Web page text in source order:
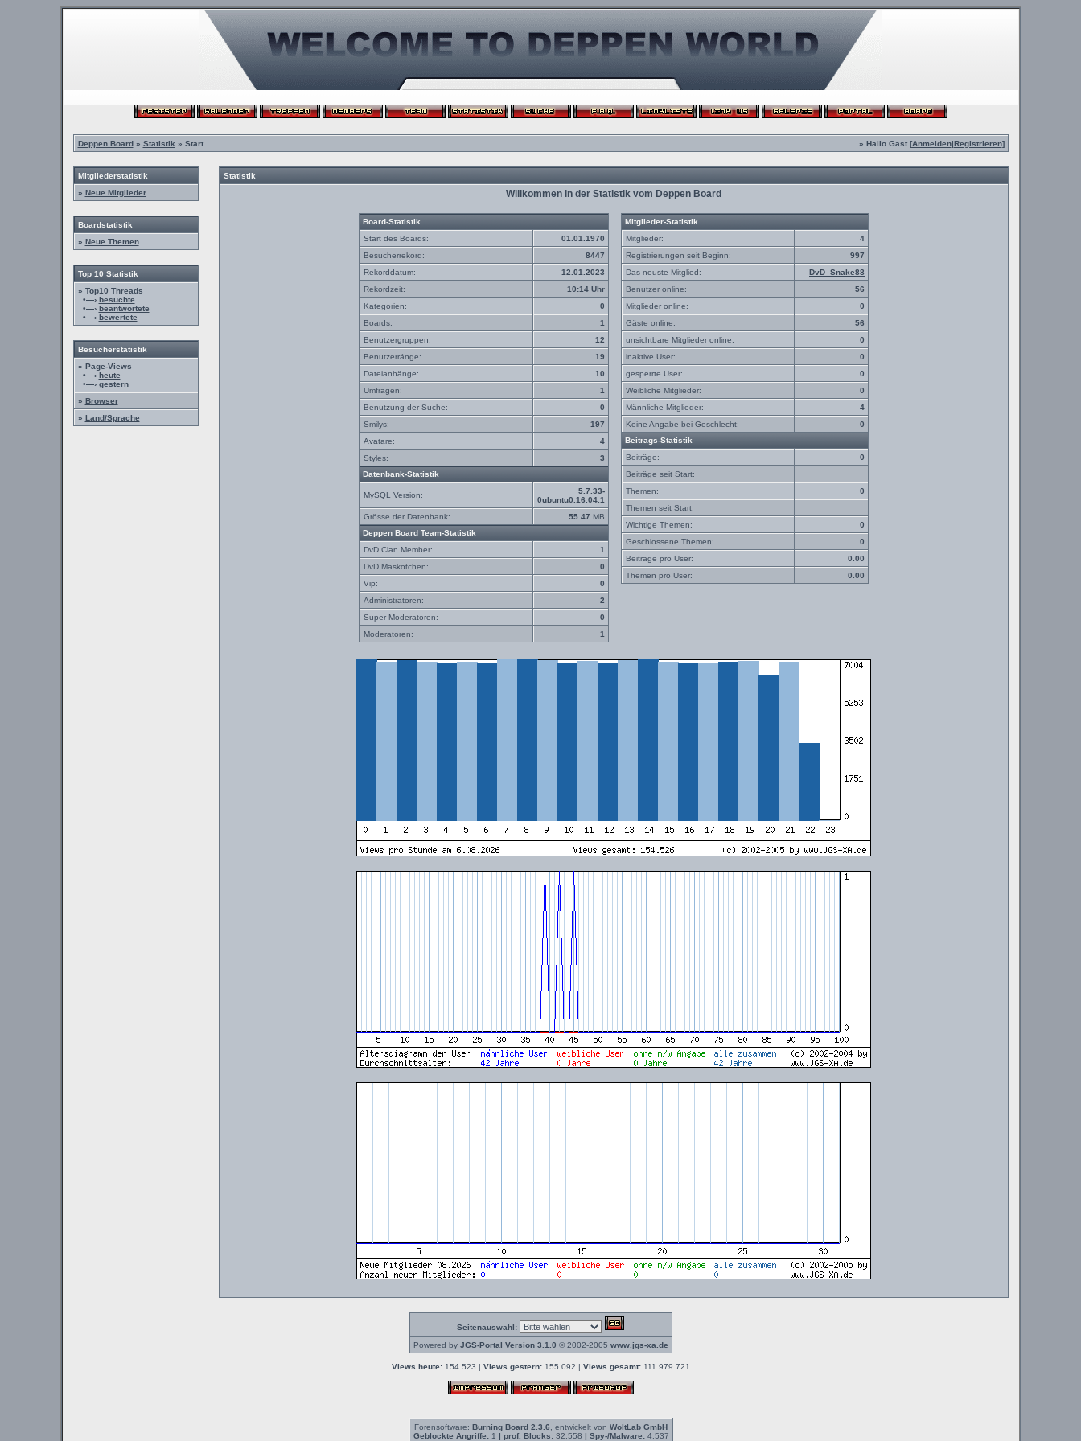
Deppen Board» Statistik » Start » Hallo Gast [Anmelden|Registrieren]
Mitgliederstatistik
» Neue Mitglieder
Boardstatistik
» Neue Themen
Top 10 Statistik
» Top10 Threads
•—› besuchte
•—› beantwortete
•—› bewertete
Besucherstatistik
» Page-Views
•—› heute
•—› gestern
» Browser
» Land/Sprache
Statistik
Willkommen in der Statistik vom Deppen Board
Board-Statistik
Start des Boards:
01.01.1970
Besucherrekord:
8447
Rekorddatum:
12.01.2023
Rekordzeit:
10:14 Uhr
Kategorien:
0
Boards:
1
Benutzergruppen:
12
Benutzerränge:
19
Dateianhänge:
10
Umfragen:
1
Benutzung der Suche:
0
Smilys:
197
Avatare:
4
Styles:
3
Datenbank-Statistik
MySQL Version:
5.7.33-
0ubuntu0.16.04.1
Grösse der Datenbank:
55.47 MB
Deppen Board Team-Statistik
DvD Clan Member:
1
DvD Maskotchen:
0
Vip:
0
Administratoren:
2
Super Moderatoren:
0
Moderatoren:
1
Mitglieder-Statistik
Mitglieder:
4
Registrierungen seit Beginn:
997
Das neuste Mitglied:
DvD_Snake88
Benutzer online:
56
Mitglieder online:
0
Gäste online:
56
unsichtbare Mitglieder online:
0
inaktive User:
0
gesperrte User:
0
Weibliche Mitglieder:
0
Männliche Mitglieder:
4
Keine Angabe bei Geschlecht:
0
Beitrags-Statistik
Beiträge:
0
Beiträge seit Start:
Themen:
0
Themen seit Start:
Wichtige Themen:
0
Geschlossene Themen:
0
Beiträge pro User:
0.00
Themen pro User:
0.00
Seitenauswahl:
Powered by JGS-Portal Version 3.1.0 © 2002-2005 www.jgs-xa.de
Views heute:154.523 | Views gestern:155.092 | Views gesamt:111.979.721
Forensoftware: Burning Board 2.3.6 , entwickelt von WoltLab GmbH
Geblockte Angriffe:1 | prof. Blocks:32.558 | Spy-/Malware:4.537